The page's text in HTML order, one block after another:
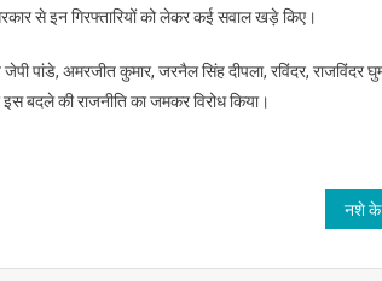
से इन गिरफ्तारियों को लेकर कई सवाल खड़े किए।
पांडे, अमरजीत कुमार, जरनैल सिंह दीपला, रविंदर, राजविंदर
बदले की राजनीति का जमकर विरोध किया।